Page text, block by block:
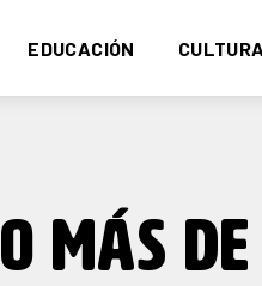
EDUCACIÓN
MÁS DE